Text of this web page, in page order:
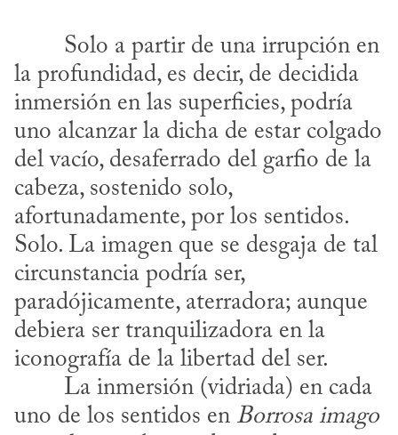
la profundidad, es decir, de decidida
inmersión en las superficies, podría
uno alcanzar la dicha de estar colgado
del vacío, desaferrado del garfio de la
cabeza, sostenido solo,
afortunadamente, por los sentidos.
Solo. La imagen que se desgaja de tal
circunstancia podría ser,
paradójicamente, aterradora; aunque
debiera ser tranquilizadora en la
iconografía de la libertad del ser.
uno de los sentidos en Borrosa imago